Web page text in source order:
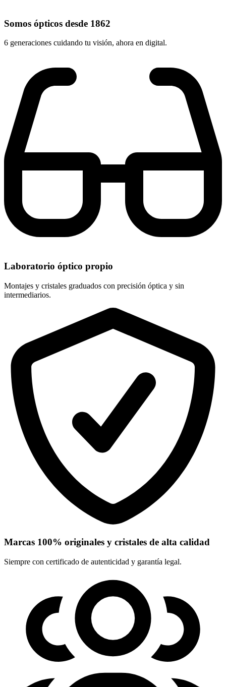
Somos ópticos desde 1862
6 generaciones cuidando tu visión, ahora en digital.
Laboratorio óptico propio
Montajes y cristales graduados con precisión óptica y sin
intermediarios.
Marcas 100% originales y cristales de alta calidad
Siempre con certificado de autenticidad y garantía legal.